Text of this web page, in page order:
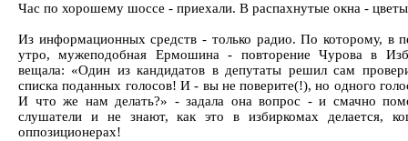
Час по хорошему шоссе - приехали. В распахнутые окна -
Из информационных средств - только радио. По которому, в
утро, мужеподобная Ермошина - повторение Чурова в
вещала: «Один из кандидатов в депутаты решил сам
списка поданных голосов! И - вы не поверите(!), но одного
И что же нам делать?» - задала она вопрос - и смачно
слушатели и не знают, как это в избиркомах делается,
оппозиционерах!